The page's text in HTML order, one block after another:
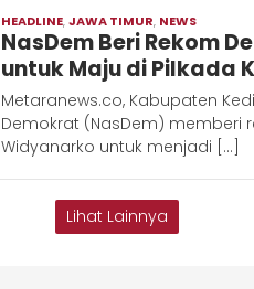
HEADLINE,JAWA TIMUR, NEWS
Hadi
NasDem Beri Rekom
untuk Maju di Pilkada
Metaranews.co, Kabupaten
Demokrat (NasDem) memberi
Widyanarko untuk menjadi […]
Lihat Lainnya